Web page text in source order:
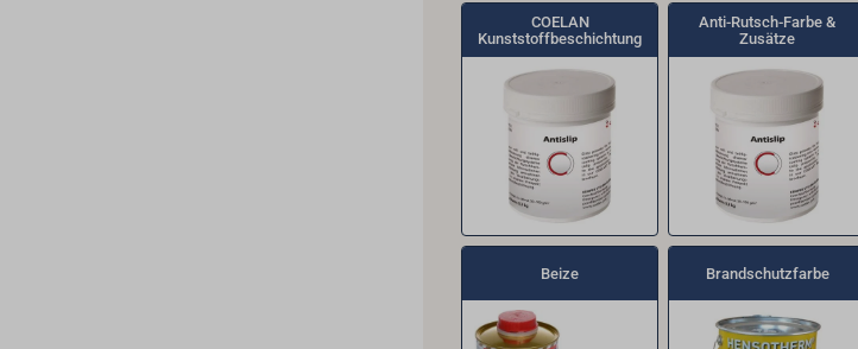
COELAN
Kunststoffbeschichtung
Anti-Rutsch-Farbe &
Zusätze
Beize Brandschutzfarbe